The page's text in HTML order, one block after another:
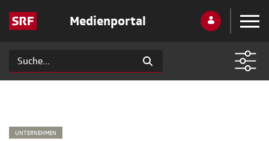
Medienportal
UNTERNEHMEN